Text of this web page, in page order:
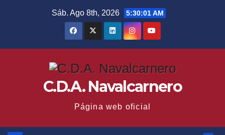
Sáb. Ago 8th, 2026 5:30:01 AM
C.D.A. Navalcarnero
Página web oficial